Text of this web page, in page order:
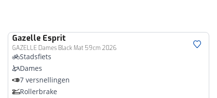
Gazelle Esprit
GAZELLE Dames Black Mat 59cm 2026
Stadsfiets
Dames
7 versnellingen
Rollerbrake